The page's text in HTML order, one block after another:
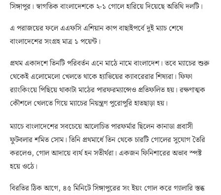
সিঙ্গাপুর। স্বাগতিক বাংলাদেশকে ২-১ গোলে হারিয়ে দিয়েছে অতিথি দলটি।
এ পরাজয়ের ফলে এএফসি এশিয়ান কাপ বাছাইপর্বে দুই ম্যাচ শেষে
বাংলাদেশের সংগ্রহ মাত্র ১ পয়েন্ট।
প্রথম একাদশে তিনটি পরিবর্তন এনে মাঠে নামে বাংলাদেশ। তবে ম্যাচের শুরু
থেকেই এলোমেলো খেলতে থাকে হ্যাভিয়ের ক্যাবরেরার শিষ্যরা। ফিফা
র‍্যাংকিংয়ে পিছিয়ে থাকাটা মাঠের পারফরম্যান্সেও প্রতিফলিত হয়। রক্ষণাত্মক
কৌশলে খেলতে গিয়ে ম্যাচের নিয়ন্ত্রণ পুরোপুরি হাতছাড়া হয়।
ম্যাচে বাংলাদেশের সবচেয়ে আলোচিত পারফর্মার ছিলেন কানাডা প্রবাসী
ফুটবলার শমিত সোম। তিনি প্রথমার্ধে তিন থেকে চারটি গোলের সুযোগ তৈরি
করলেও, গোল আদায়ে ব্যর্থ হন সতীর্থরা। একজন ফিনিশারের অভাব স্পষ্ট
হয়ে ওঠে।
বিরতির ঠিক আগে, ৪৫ মিনিটে সিঙ্গাপুরের সং ইয়ং গোল করে গ্যালারি স্তব্ধ